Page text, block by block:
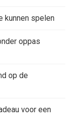
kunnen spelen
oppas
op de
voor een